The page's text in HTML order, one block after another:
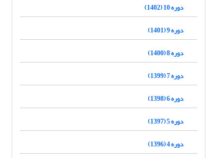
دوره 10 (1402)
دوره 9 (1401)
دوره 8 (1400)
دوره 7 (1399)
دوره 6 (1398)
دوره 5 (1397)
دوره 4 (1396)